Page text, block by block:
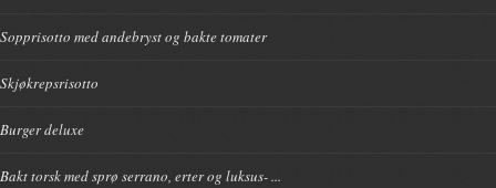
Sopprisotto med andebryst og bakte tomater
Skjøkrepsrisotto
Burger deluxe
Bakt torsk med sprø serrano, erter og luksus- ...